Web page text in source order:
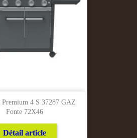
Premium 4 S 37287 GAZ
Fonte 72X46
Détail article